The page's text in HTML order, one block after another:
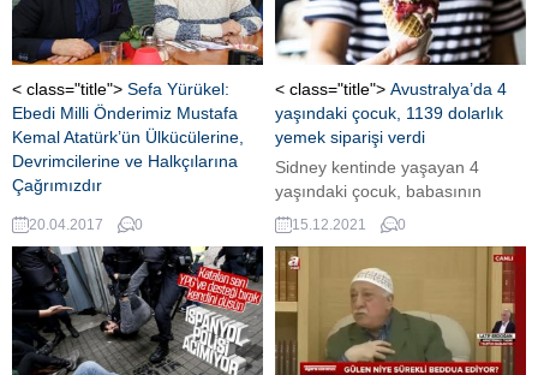
darbe girişimi değerlendirdi.
< class="title"> Sefa Yürükel:
Ebedi Milli Önderimiz Mustafa
Kemal Atatürk’ün Ülkücülerine,
Devrimcilerine ve Halkçılarına
Çağrımızdır
Hollanda Türkleri Konseyi
Başkanı Sefa Yürükel 'Ebedi Milli
Önderimiz Mustafa Kemal
Atatürk'ün Ülkücülerine,
Devrimcilerine ve Halkçılarına
Çağrımızdır' başlığıyla bir basın
açıklaması yayınladı.
20.04.2017 0
< class="title"> Avustralya’da 4
yaşındaki çocuk, 1139 dolarlık
yemek siparişi verdi
Sidney kentinde yaşayan 4
yaşındaki çocuk, babasının
telefonunu kullanarak 1139
Avustralya doları tutarında
dondurma ve pasta siparişi
verdi.
15.12.2021 0